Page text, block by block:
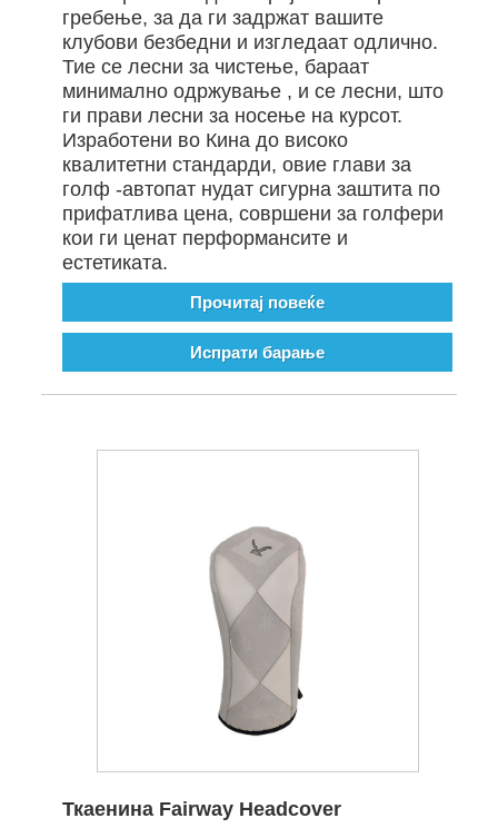
гребење, за да ги задржат вашите
клубови безбедни и изгледаат одлично.
Тие се лесни за чистење, бараат
минимално одржување , и се лесни, што
ги прави лесни за носење на курсот.
Изработени во Кина до високо
квалитетни стандарди, овие глави за
голф -автопат нудат сигурна заштита по
прифатлива цена, совршени за голфери
кои ги ценат перформансите и
естетиката.
Прочитај повеќе
Испрати барање
Ткаенина Fairway Headcover